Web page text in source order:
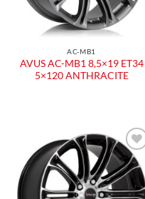
AC-MB1
AVUS AC-MB1 8,5×19 ET34
5×120 ANTHRACITE
Aggiungi
alla lista
dei
desideri